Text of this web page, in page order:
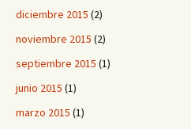
diciembre 2015 (2)
noviembre 2015 (2)
septiembre 2015 (1)
junio 2015 (1)
marzo 2015 (1)